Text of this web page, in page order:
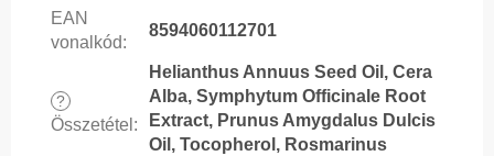
EAN
vonalkód:
8594060112701
?
Összetétel :
Helianthus Annuus Seed Oil, Cera
Alba, Symphytum Officinale Root
Extract, Prunus Amygdalus Dulcis
Oil, Tocopherol, Rosmarinus